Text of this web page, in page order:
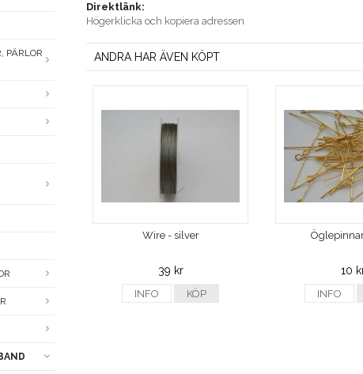
PÄRLOR
Direktlänk:
Högerklicka och kopiera adressen
ANDRA HAR ÄVEN KÖPT
Wire - silver
39 kr
INFO KÖP
10
INFO